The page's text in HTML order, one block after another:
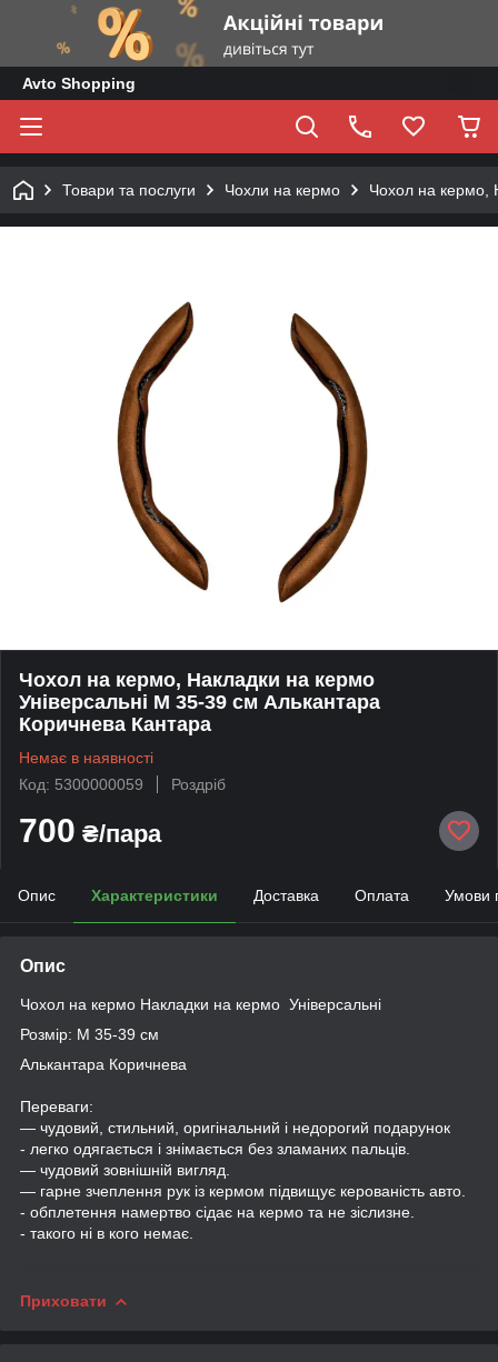
Avto Shopping
Товари та послуги Чохли на кермо Чохол на кермо,
Чохол на кермо, Накладки на кермо
Універсальні М 35-39 см Алькантара
Коричнева Кантара
Немає в наявності
Код: 5300000059
Роздріб
700 ₴/пара
Опис Характеристики Доставка Оплата Умови
Опис
Чохол на кермо Накладки на кермо Універсальні
Розмір: М 35-39 см
Алькантара Коричнева
Переваги:
— чудовий, стильний, оригінальний і недорогий подарунок
- легко одягається і знімається без зламаних пальців.
— чудовий зовнішній вигляд.
— гарне зчеплення рук із кермом підвищує керованість авто.
- обплетення намертво сідає на кермо та не зіслизне.
- такого ні в кого немає.
Приховати